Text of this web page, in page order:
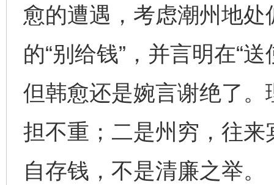
愈的遭遇，考虑潮州地
的“别给钱”，并言明在“
但韩愈还是婉言谢绝了
担不重；二是州穷，往
自存钱，不是清廉之举。